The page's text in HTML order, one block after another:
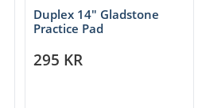
Duplex 14″ Gladstone
Practice Pad
295 KR